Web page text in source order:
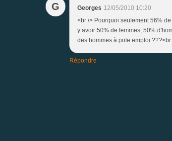
G Georges 12/05/2010 10:20
<br /> Pourquoi seulement 56%
y avoir 50% de femmes, 50%
des hommes à pole emploi ???<br
Répondre